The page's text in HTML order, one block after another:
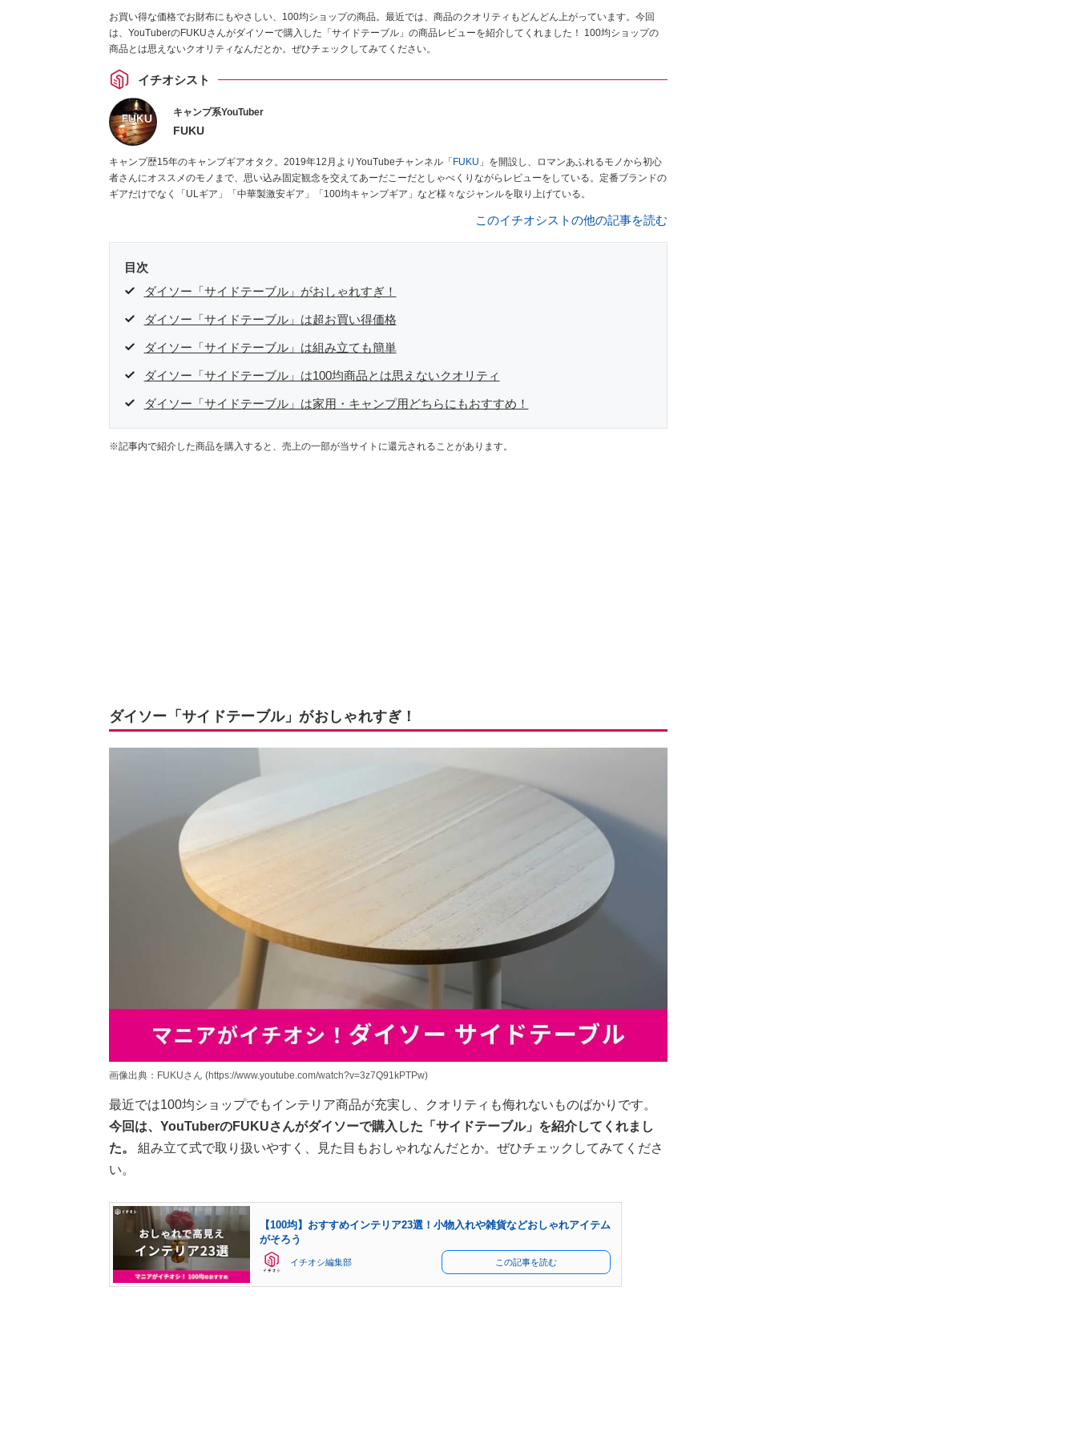
お買い得な価格でお財布にもやさしい、100均ショップの商品。最近では、商品のクオリティもどんどん上がっています。今回
は、YouTuberのFUKUさんがダイソーで購入した「サイドテーブル」の商品レビューを紹介してくれました！ 100均ショップの
商品とは思えないクオリティなんだとか。ぜひチェックしてみてください。
イチオシスト
キャンプ系YouTuber
FUKU
キャンプ歴15年のキャンプギアオタク。2019年12月よりYouTubeチャンネル「 FUKU 」を開設し、ロマンあふれるモノから初心
者さんにオススメのモノまで、思い込み固定観念を交えてあーだこーだとしゃべくりながらレビューをしている。定番ブランドの
ギアだけでなく「ULギア」「中華製激安ギア」「100均キャンプギア」など様々なジャンルを取り上げている。
このイチオシストの他の記事を読む
目次
ダイソー「サイドテーブル」がおしゃれすぎ！
ダイソー「サイドテーブル」は超お買い得価格
ダイソー「サイドテーブル」は組み立ても簡単
ダイソー「サイドテーブル」は100均商品とは思えないクオリティ
ダイソー「サイドテーブル」は家用・キャンプ用どちらにもおすすめ！
※記事内で紹介した商品を購入すると、売上の一部が当サイトに還元されることがあります。
ダイソー「サイドテーブル」がおしゃれすぎ！
画像出典：FUKUさん (https://www.youtube.com/watch?v=3z7Q91kPTPw)
最近では100均ショップでもインテリア商品が充実し、クオリティも侮れないものばかりです。
今回は、YouTuberのFUKUさんがダイソーで購入した「サイドテーブル」を紹介してくれまし
た。 組み立て式で取り扱いやすく、見た目もおしゃれなんだとか。ぜひチェックしてみてくださ
い。
【100均】おすすめインテリア23選！小物入れや雑貨などおしゃれアイテム
がそろう
イチオシ編集部 この記事を読む